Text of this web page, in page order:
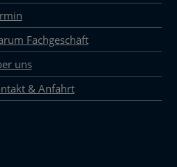
Fachgeschäft
uns
& Anfahrt